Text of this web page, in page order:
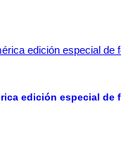
edición especial de